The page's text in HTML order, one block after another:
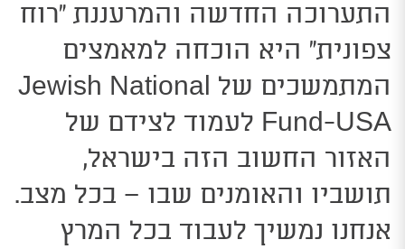
התערוכה החדשה והמרעננת “רוח
צפונית” היא הוכחה למאמצים
המתמשכים של
Jewish National
Fund-USA
לעמוד לצידם של
האזור החשוב הזה בישראל,
תושביו והאומנים שבו – בכל מצב.
אנחנו נמשיך לעבוד בכל המרץ